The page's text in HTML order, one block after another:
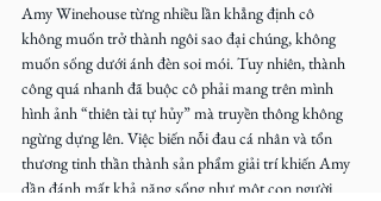
Amy Winehouse từng nhiều lần khẳng định cô
không muốn trở thành ngôi sao đại chúng, không
muốn sống dưới ánh đèn soi mói. Tuy nhiên, thành
công quá nhanh đã buộc cô phải mang trên mình
hình ảnh “thiên tài tự hủy” mà truyền thông không
ngừng dựng lên. Việc biến nỗi đau cá nhân và tổn
thương tinh thần thành sản phẩm giải trí khiến Amy
dần đánh mất khả năng sống như một con người